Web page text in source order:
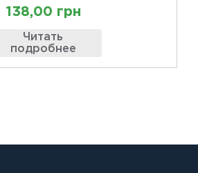
138,00 грн
Читать
подробнее